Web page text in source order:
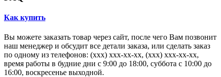
Как купить
Вы можете заказать товар через сайт, после чего Вам позвонит
наш менеджер и обсудит все детали заказа, или сделать заказ
по одному из телефонов: (xxx) xxx-xx-xx, (xxx) xxx-xx-xx,
время работы в будние дни с 9:00 до 18:00, суббота с 10:00 до
16:00, воскресенье выходной.